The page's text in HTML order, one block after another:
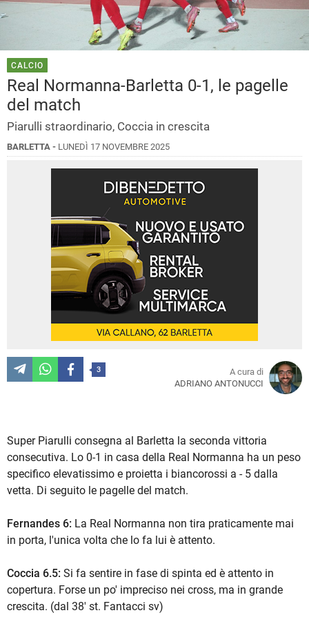
CALCIO
Real Normanna-Barletta 0-1, le pagelle
del match
Piarulli straordinario, Coccia in crescita
BARLETTA - LUNEDÌ 17 NOVEMBRE 2025
3
A cura di
ADRIANO ANTONUCCI
Super Piarulli consegna al Barletta la seconda vittoria
consecutiva. Lo 0-1 in casa della Real Normanna ha un peso
specifico elevatissimo e proietta i biancorossi a - 5 dalla
vetta. Di seguito le pagelle del match.
Fernandes 6: La Real Normanna non tira praticamente mai
in porta, l'unica volta che lo fa lui è attento.
Coccia 6.5: Si fa sentire in fase di spinta ed è attento in
copertura. Forse un po' impreciso nei cross, ma in grande
crescita. (dal 38' st. Fantacci sv)